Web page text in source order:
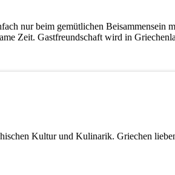
nur beim gemütlichen Beisammensein
Zeit. Gastfreundschaft wird in
Kultur und Kulinarik. Griechen